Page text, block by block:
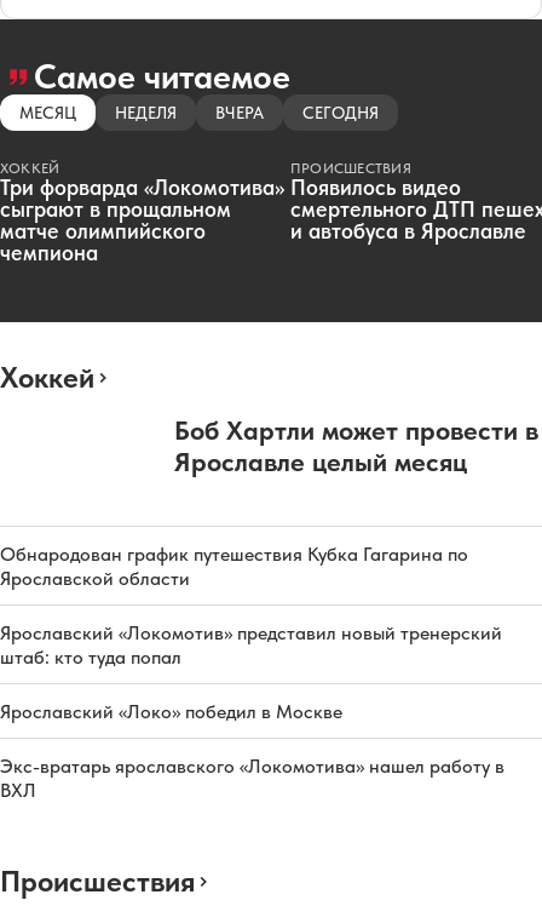
Самое читаемое
МЕСЯЦ НЕДЕЛЯ ВЧЕРА СЕГОДНЯ
ХОККЕЙ
Три форварда «Локомотива»
сыграют в прощальном
матче олимпийского
чемпиона
ПРОИСШЕСТВИЯ
Появилось видео
смертельного ДТП
и автобуса в Ярославле
Хоккей
Боб Хартли может провести в
Ярославле целый месяц
Обнародован график путешествия Кубка Гагарина по
Ярославской области
Ярославский «Локомотив» представил новый тренерский
штаб: кто туда попал
Ярославский «Локо» победил в Москве
Экс-вратарь ярославского «Локомотива» нашел работу в
ВХЛ
Происшествия